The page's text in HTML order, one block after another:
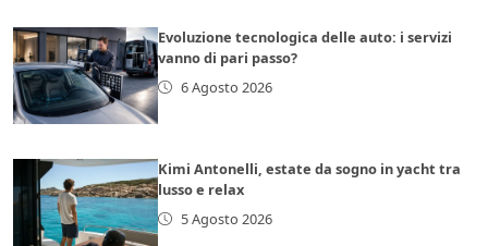
Evoluzione tecnologica delle auto: i servizi
vanno di pari passo?
6 Agosto 2026
Kimi Antonelli, estate da sogno in yacht tra
lusso e relax
5 Agosto 2026